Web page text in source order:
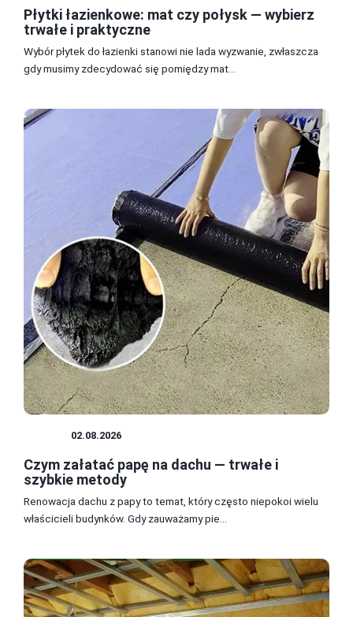
Płytki łazienkowe: mat czy połysk — wybierz
trwałe i praktyczne
Wybór płytek do łazienki stanowi nie lada wyzwanie, zwłaszcza
gdy musimy zdecydować się pomiędzy mat...
02.08.2026
Czym załatać papę na dachu — trwałe i
szybkie metody
Renowacja dachu z papy to temat, który często niepokoi wielu
właścicieli budynków. Gdy zauważamy pie...